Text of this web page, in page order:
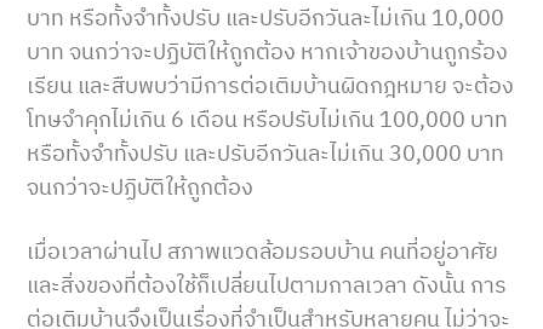
บาท หรือทั้งจำทั้งปรับ และปรับอีกวันละไม่เกิน 10,000
บาท จนกว่าจะปฏิบัติให้ถูกต้อง หากเจ้าของบ้านถูกร้อง
เรียน และสืบพบว่ามีการต่อเติมบ้านผิดกฎหมาย จะต้อง
โทษจำคุกไม่เกิน 6 เดือน หรือปรับไม่เกิน 100,000 บาท
หรือทั้งจำทั้งปรับ และปรับอีกวันละไม่เกิน 30,000 บาท
จนกว่าจะปฏิบัติให้ถูกต้อง
เมื่อเวลาผ่านไป สภาพแวดล้อมรอบบ้าน คนที่อยู่อาศัย
และสิ่งของที่ต้องใช้ก็เปลี่ยนไปตามกาลเวลา ดังนั้น การ
ต่อเติมบ้านจึงเป็นเรื่องที่จำเป็นสำหรับหลายคน ไม่ว่าจะ